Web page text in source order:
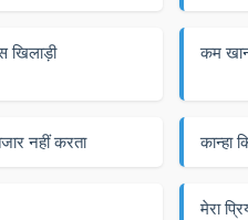
खिलाड़ी कम
नहीं करता कान्हा
मेरा